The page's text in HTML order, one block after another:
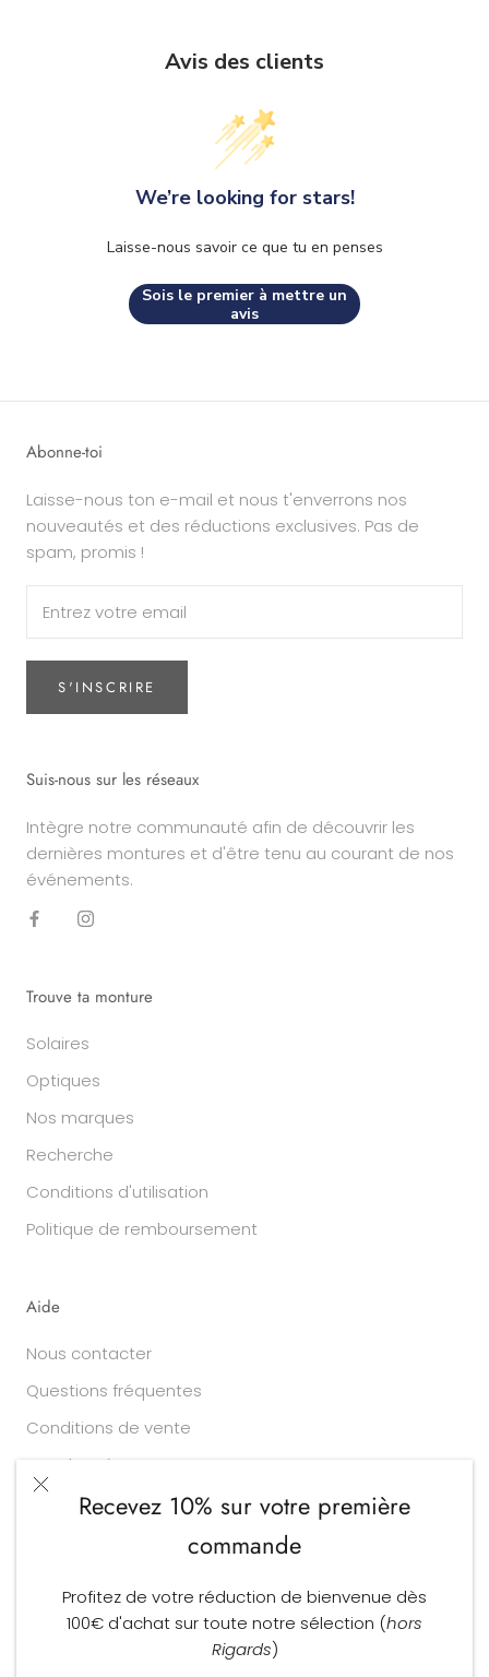
Recevez 10% sur votre première
commande
Profitez de votre réduction de bienvenue dès
100€ d'achat sur toute notre sélection (hors
Rigards)
Avis des clients
We’re looking for stars!
Laisse-nous savoir ce que tu en penses
Sois le premier à mettre un
avis
Abonne-toi
Laisse-nous ton e-mail et nous t'enverrons nos
nouveautés et des réductions exclusives. Pas de
spam, promis !
S'INSCRIRE
Suis-nous sur les réseaux
Intègre notre communauté afin de découvrir les
dernières montures et d'être tenu au courant de nos
événements.
Trouve ta monture
Solaires
Optiques
Nos marques
Recherche
Conditions d'utilisation
Politique de remboursement
Aide
Nous contacter
Questions fréquentes
Conditions de vente
Vos données
Devise
EUR € Langue
FRANÇAIS
Commerce électronique propulsé par Shopify